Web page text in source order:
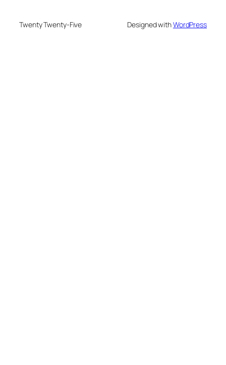
Twenty Twenty-Five Designed withWordPress